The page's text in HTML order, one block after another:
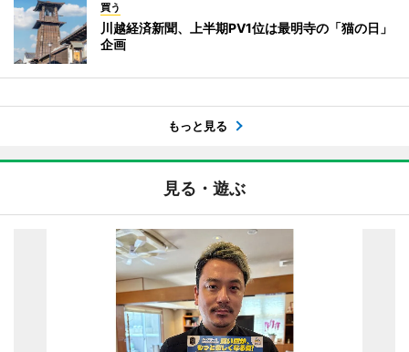
買う
川越経済新聞、上半期PV1位は最明寺の「猫の日」
企画
もっと見る
見る・遊ぶ